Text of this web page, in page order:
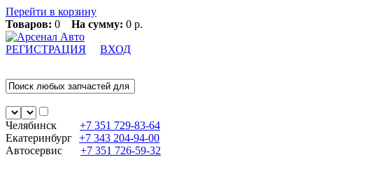
Перейти в корзину
Товаров: 0 На сумму: 0 р.
РЕГИСТРАЦИЯ ВХОД
Челябинск +7 351 729-83-64
Екатеринбург +7 343 204-94-00
Автосервис
+7 351 726-59-32